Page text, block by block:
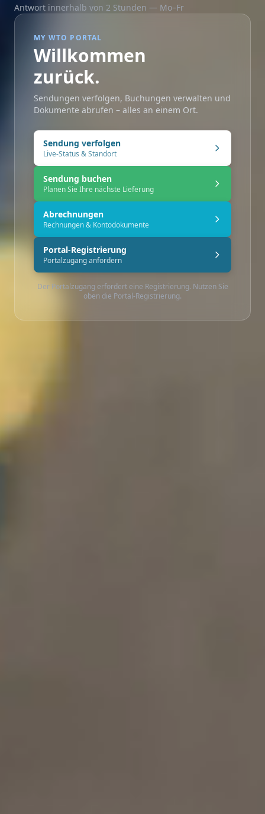
MY WTO PORTAL
zurück.
Sendungen verfolgen, Buchungen verwalten und
Dokumente abrufen – alles an einem Ort.
Sendung verfolgen
Sendung buchen
Planen Sie Ihre nächste Lieferung
Abrechnungen
Rechnungen & Kontodokumente
Portal-Registrierung
Portalzugang anfordern
Der Portalzugang erfordert eine Registrierung. Nutzen Sie
oben die Portal-Registrierung.